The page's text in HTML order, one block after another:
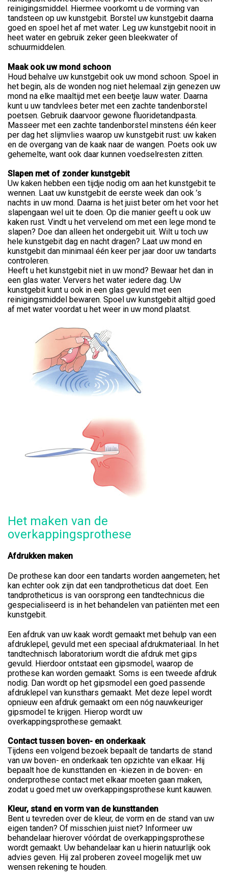
reinigingsmiddel. Hiermee voorkomt u de vorming van
tandsteen op uw kunstgebit. Borstel uw kunstgebit daarna
goed en spoel het af met water. Leg uw kunstgebit nooit in
heet water en gebruik zeker geen bleekwater of
schuurmiddelen.
Maak ook uw mond schoon
Houd behalve uw kunstgebit ook uw mond schoon. Spoel in
het begin, als de wonden nog niet helemaal zijn genezen uw
mond na elke maaltijd met een beetje lauw water. Daarna
kunt u uw tandvlees beter met een zachte tandenborstel
poetsen. Gebruik daarvoor gewone fluoridetandpasta.
Masseer met een zachte tandenborstel minstens één keer
per dag het slijmvlies waarop uw kunstgebit rust: uw kaken
en de overgang van de kaak naar de wangen. Poets ook uw
gehemelte, want ook daar kunnen voedselresten zitten.
Slapen met of zonder kunstgebit
Uw kaken hebben een tijdje nodig om aan het kunstgebit te
wennen. Laat uw kunstgebit de eerste week dan ook ’s
nachts in uw mond. Daarna is het juist beter om het voor het
slapengaan wel uit te doen. Op die manier geeft u ook uw
kaken rust. Vindt u het vervelend om met een lege mond te
slapen? Doe dan alleen het ondergebit uit. Wilt u toch uw
hele kunstgebit dag en nacht dragen? Laat uw mond en
kunstgebit dan minimaal één keer per jaar door uw tandarts
controleren.
Heeft u het kunstgebit niet in uw mond? Bewaar het dan in
een glas water. Ververs het water iedere dag. Uw
kunstgebit kunt u ook in een glas gevuld met een
reinigingsmiddel bewaren. Spoel uw kunstgebit altijd goed
af met water voordat u het weer in uw mond plaatst.
Het maken van de
overkappingsprothese
Afdrukken maken
De prothese kan door een tandarts worden aangemeten; het
kan echter ook zijn dat een tandprotheticus dat doet. Een
tandprotheticus is van oorsprong een tandtechnicus die
gespecialiseerd is in het behandelen van patiënten met een
kunstgebit.
Een afdruk van uw kaak wordt gemaakt met behulp van een
afdruklepel, gevuld met een speciaal afdrukmateriaal. In het
tandtechnisch laboratorium wordt die afdruk met gips
gevuld. Hierdoor ontstaat een gipsmodel, waarop de
prothese kan worden gemaakt. Soms is een tweede afdruk
nodig. Dan wordt op het gipsmodel een goed passende
afdruklepel van kunsthars gemaakt. Met deze lepel wordt
opnieuw een afdruk gemaakt om een nóg nauwkeuriger
gipsmodel te krijgen. Hierop wordt uw
overkappingsprothese gemaakt.
Contact tussen boven- en onderkaak
Tijdens een volgend bezoek bepaalt de tandarts de stand
van uw boven- en onderkaak ten opzichte van elkaar. Hij
bepaalt hoe de kunsttanden en -kiezen in de boven- en
onderprothese contact met elkaar moeten gaan maken,
zodat u goed met uw overkappingsprothese kunt kauwen.
Kleur, stand en vorm van de kunsttanden
Bent u tevreden over de kleur, de vorm en de stand van uw
eigen tanden? Of misschien juist niet? Informeer uw
behandelaar hierover vóórdat de overkappingsprothese
wordt gemaakt. Uw behandelaar kan u hierin natuurlijk ook
advies geven. Hij zal proberen zoveel mogelijk met uw
wensen rekening te houden.